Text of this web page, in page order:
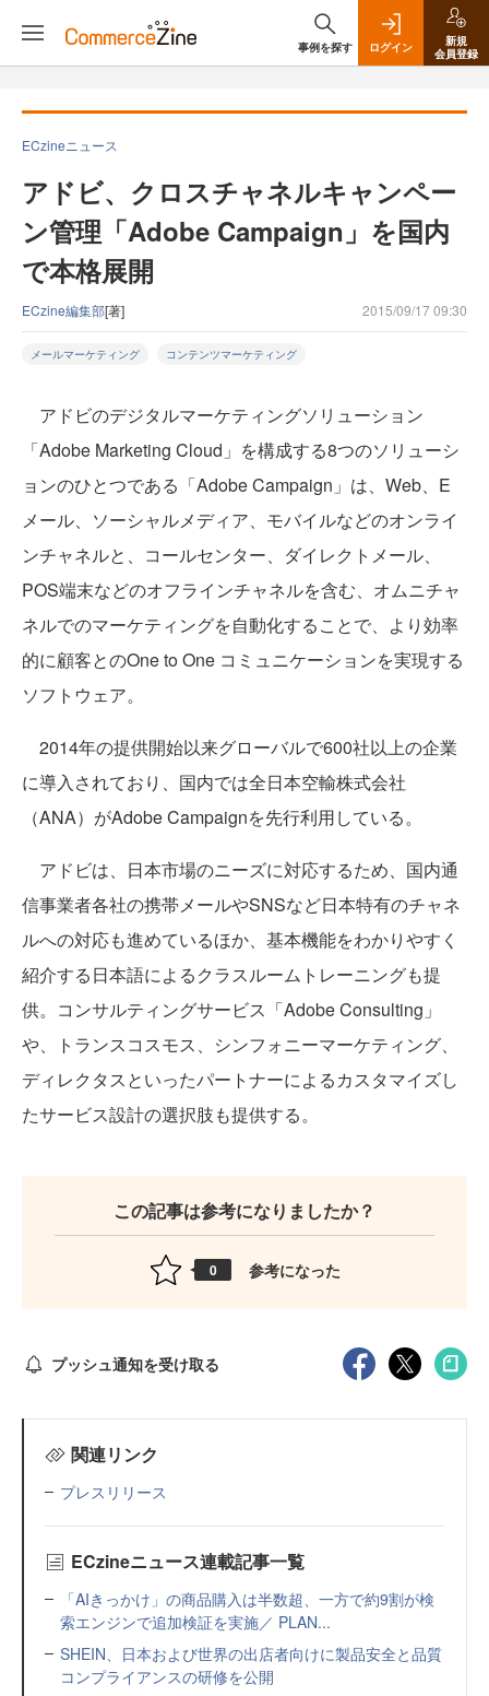
事例を探す ログイン
新規
会員登録
ECzineニュース
アドビ、クロスチャネルキャンペー
ン管理「Adobe Campaign」を国内
で本格展開
ECzine編集部[著] 2015/09/17 09:30
メールマーケティング コンテンツマーケティング
アドビのデジタルマーケティングソリューション
「Adobe Marketing Cloud」を構成する8つのソリューシ
ョンのひとつである「Adobe Campaign」は、Web、E
メール、ソーシャルメディア、モバイルなどのオンライ
ンチャネルと、コールセンター、ダイレクトメール、
POS端末などのオフラインチャネルを含む、オムニチャ
ネルでのマーケティングを自動化することで、より効率
的に顧客とのOne to One コミュニケーションを実現する
ソフトウェア。
2014年の提供開始以来グローバルで600社以上の企業
に導入されており、国内では全日本空輸株式会社
（ANA）がAdobe Campaignを先行利用している。
アドビは、日本市場のニーズに対応するため、国内通
信事業者各社の携帯メールやSNSなど日本特有のチャネ
ルへの対応も進めているほか、基本機能をわかりやすく
紹介する日本語によるクラスルームトレーニングも提
供。コンサルティングサービス「Adobe Consulting」
や、トランスコスモス、シンフォニーマーケティング、
ディレクタスといったパートナーによるカスタマイズし
たサービス設計の選択肢も提供する。
この記事は参考になりましたか？
0 参考になった
プッシュ通知を受け取る
関連リンク
プレスリリース
ECzineニュース連載記事一覧
「AIきっかけ」の商品購入は半数超、一方で約9割が検
索エンジンで追加検証を実施／ PLAN...
SHEIN、日本および世界の出店者向けに製品安全と品質
コンプライアンスの研修を公開